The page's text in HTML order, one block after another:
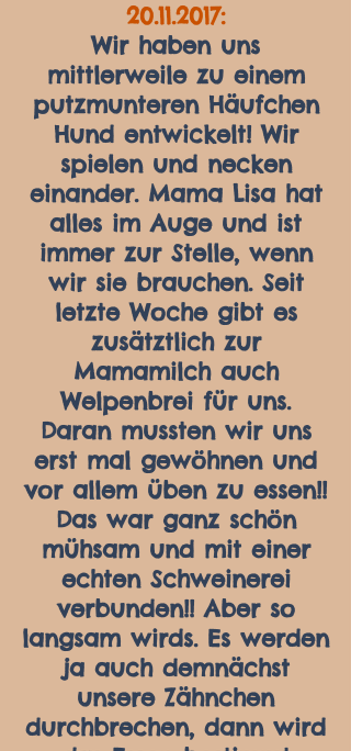
20.11.2017:
Wir haben uns
mittlerweile zu einem
putzmunteren Häufchen
Hund entwickelt! Wir
spielen und necken
einander. Mama Lisa hat
alles im Auge und ist
immer zur Stelle, wenn
wir sie brauchen. Seit
letzte Woche gibt es
zusätztlich zur
Mamamilch auch
Welpenbrei für uns.
Daran mussten wir uns
erst mal gewöhnen und
vor allem üben zu essen!!
Das war ganz schön
mühsam und mit einer
echten Schweinerei
verbunden!! Aber so
langsam wirds. Es werden
ja auch demnächst
unsere Zähnchen
durchbrechen, dann wird